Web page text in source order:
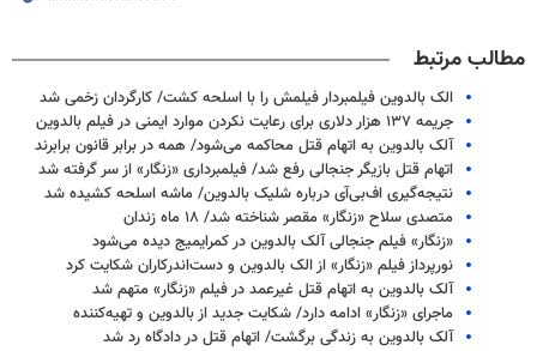
مطالب مرتبط
الک بالدوین فیلمبردار فیلمش را با اسلحه کشت/ کارگردان زخمی شد
جریمه ۱۳۷ هزار دلاری برای رعایت نکردن موارد ایمنی در فیلم بالدوین
آلک بالدوین به اتهام قتل محاکمه می‌شود/ همه در برابر قانون برابرند
اتهام قتل بازیگر جنجالی رفع شد/ فیلمبرداری «زنگار» از سر گرفته شد
نتیجه‌گیری اف‌بی‌آی درباره شلیک بالدوین/ ماشه اسلحه کشیده شد
متصدی سلاح «زنگار» مقصر شناخته شد/ ۱۸ ماه زندان
«زنگار» فیلم جنجالی آلک بالدوین در کمرایمیج دیده می‌شود
نورپرداز فیلم «زنگار» از الک بالدوین و دست‌اندرکاران شکایت کرد
آلک بالدوین به اتهام قتل غیرعمد در فیلم «زنگار» متهم شد
ماجرای «زنگار»‌ ادامه دارد/ شکایت جدید از بالدوین و تهیه‌کننده
آلک بالدوین به زندگی برگشت/ اتهام قتل در دادگاه رد شد